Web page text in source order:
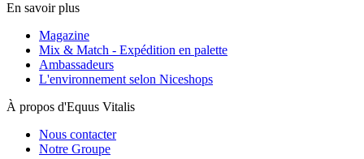
En savoir plus
Magazine
Mix & Match - Expédition en palette
Ambassadeurs
L'environnement selon Niceshops
À propos d'Equus Vitalis
Nous contacter
Notre Groupe